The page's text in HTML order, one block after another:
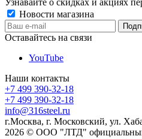
Узнавайте о скидках и акциях
Новости магазина
Оставайтесь на связи
YouTube
Наши контакты
+7 499 390-32-18
+7 499 390-32-18
info@316steel.ru
г.Москва, г. Московский, ул.
2026 © ООО "ЛТД"